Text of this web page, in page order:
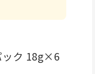
ック 18g×6